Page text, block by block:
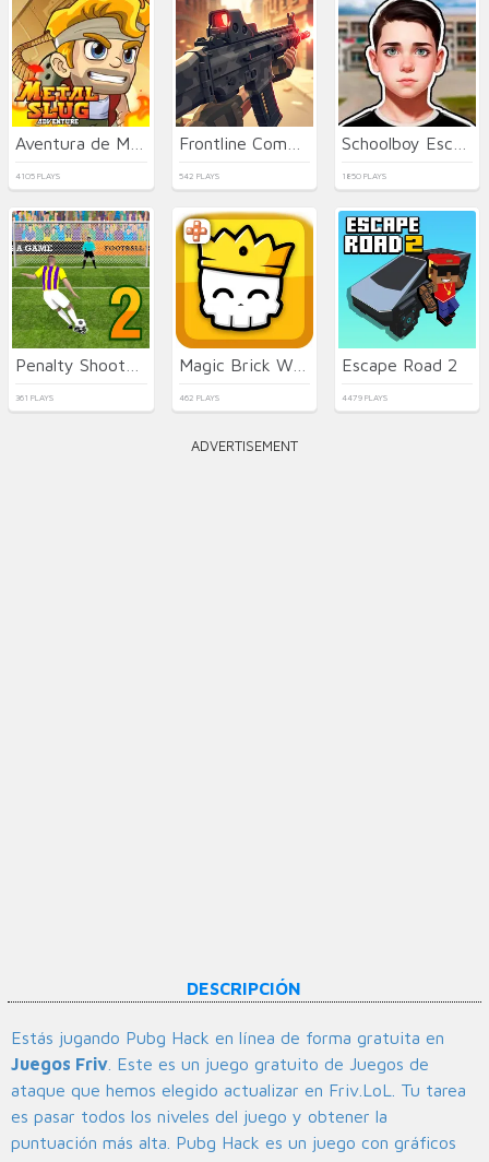
4105 PLAYS 542 PLAYS 1850 PLAYS
361 PLAYS
Magic Brick Wars
462 PLAYS
Escape Road 2
4479 PLAYS
ADVERTISEMENT
DESCRIPCIÓN
Estás jugando Pubg Hack en línea de forma gratuita en
Juegos Friv . Este es un juego gratuito de Juegos de
ataque que hemos elegido actualizar en Friv.LoL. Tu tarea
es pasar todos los niveles del juego y obtener la
puntuación más alta. Pubg Hack es un juego con gráficos